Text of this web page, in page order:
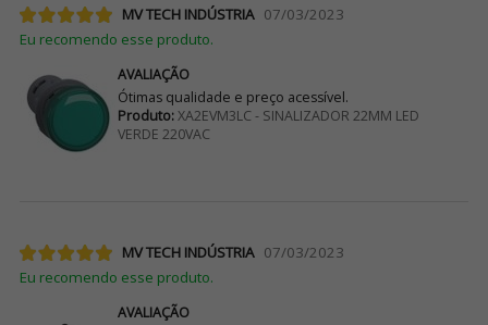
MV TECH INDÚSTRIA 07/03/2023
Eu recomendo esse produto.
AVALIAÇÃO
Ótimas qualidade e preço acessível.
Produto:XA2EVM3LC - SINALIZADOR 22MM LED
VERDE 220VAC
MV TECH INDÚSTRIA 07/03/2023
Eu recomendo esse produto.
AVALIAÇÃO